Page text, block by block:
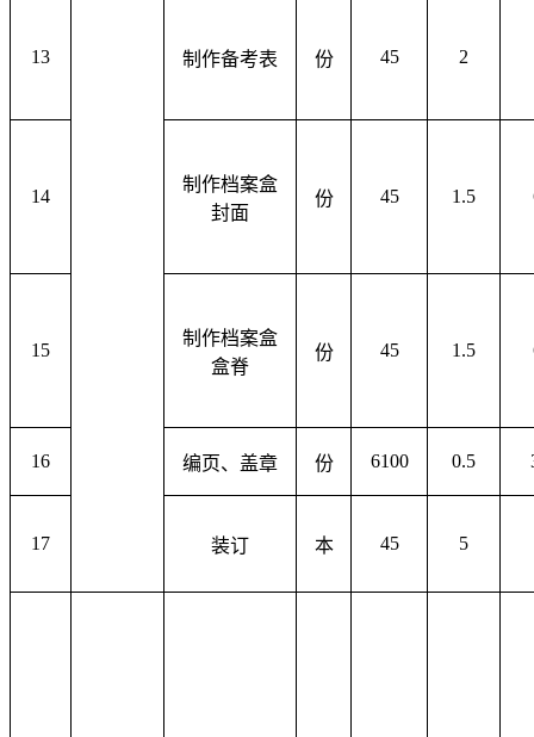
13 制作备考表 份 45 2
14
制作档案盒
封面
份 45 1.5
15
制作档案盒
盒脊
份 45 1.5
16 编页、盖章 份 6100 0.5
17 装订 本 45 5